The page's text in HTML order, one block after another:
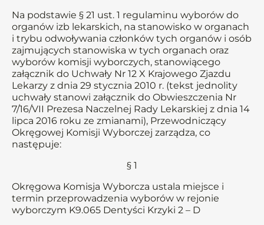
Na podstawie § 21 ust. 1 regulaminu wyborów do
organów izb lekarskich, na stanowisko w organach
i trybu odwoływania członków tych organów i osób
zajmujących stanowiska w tych organach oraz
wyborów komisji wyborczych, stanowiącego
załącznik do Uchwały Nr 12 X Krajowego Zjazdu
Lekarzy z dnia 29 stycznia 2010 r. (tekst jednolity
uchwały stanowi załącznik do Obwieszczenia Nr
7/16/VII Prezesa Naczelnej Rady Lekarskiej z dnia 14
lipca 2016 roku ze zmianami), Przewodniczący
Okręgowej Komisji Wyborczej zarządza, co
następuje:
§ 1
Okręgowa Komisja Wyborcza ustala miejsce i
termin przeprowadzenia wyborów w rejonie
wyborczym K9.065 Dentyści Krzyki 2 – D